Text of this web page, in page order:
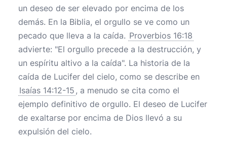
un deseo de ser elevado por encima de los
demás. En la Biblia, el orgullo se ve como un
pecado que lleva a la caída. Proverbios 16:18
advierte: "El orgullo precede a la destrucción, y
un espíritu altivo a la caída". La historia de la
caída de Lucifer del cielo, como se describe en
Isaías 14:12-15 , a menudo se cita como el
ejemplo definitivo de orgullo. El deseo de Lucifer
de exaltarse por encima de Dios llevó a su
expulsión del cielo.